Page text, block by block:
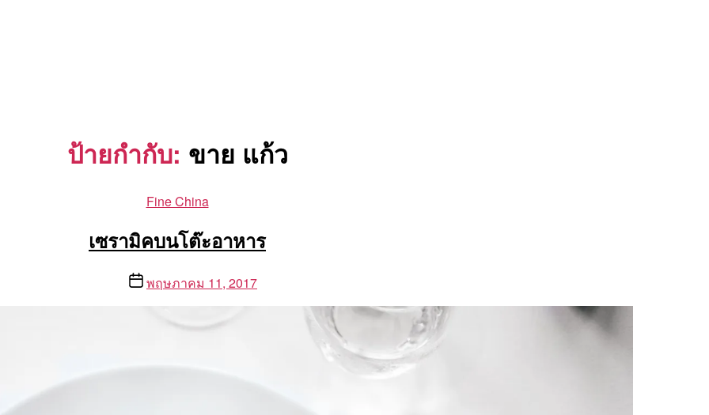
ป้ายกำกับ: ขาย แก้ว
Categories
Fine China
เซรามิคบนโต๊ะอาหาร
Postพฤษภาคม 11, 2017